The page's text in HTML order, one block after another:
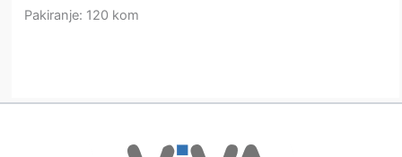
Pakiranje: 120 kom